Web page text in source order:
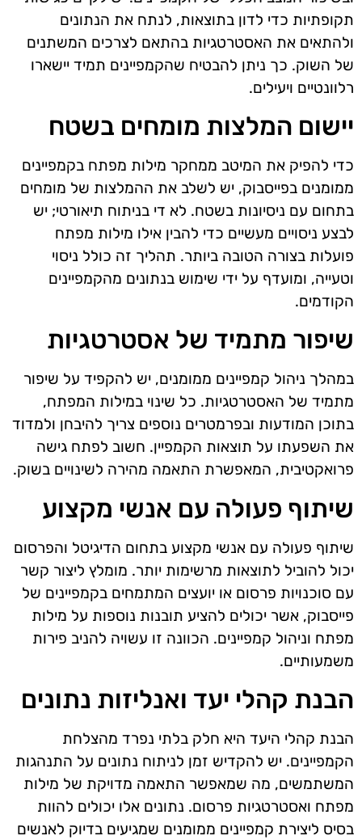
תקופתיות כדי לדון בתוצאות, לנתח את הנתונים
ולהתאים את האסטרטגיות בהתאם לצרכים המשתנים
של השוק. כך ניתן להבטיח שהקמפיינים תמיד יישארו
רלוונטיים ויעילים.
יישום המלצות מומחים בשטח
כדי להפיק את המיטב ממחקר מילות מפתח בקמפיינים
ממומנים בפייסבוק, יש לשלב את ההמלצות של מומחים
בתחום עם ניסיונות בשטח. לא די בניתוח תיאורטי; יש
לבצע ניסויים מעשיים כדי להבין אילו מילות מפתח
פועלות בצורה הטובה ביותר. תהליך זה כולל ניסוי
וטעייה, ומועדף על ידי שימוש בנתונים מהקמפיינים
הקודמים.
שיפור מתמיד של אסטרטגיות
במהלך ניהול קמפיינים ממומנים, יש להקפיד על שיפור
מתמיד של האסטרטגיות. כל שינוי במילות המפתח,
בתוכן המודעות ובפרמטרים נוספים צריך להיבחן ולמדוד
את השפעתו על תוצאות הקמפיין. חשוב לפתח גישה
פרואקטיבית, המאפשרת התאמה מהירה לשינויים בשוק.
שיתוף פעולה עם אנשי מקצוע
שיתוף פעולה עם אנשי מקצוע בתחום הדיגיטל והפרסום
יכול להוביל לתוצאות מרשימות יותר. מומלץ ליצור קשר
עם סוכנויות פרסום או יועצים המתמחים בקמפיינים של
פייסבוק, אשר יכולים להציע תובנות נוספות על מילות
מפתח וניהול קמפיינים. הכוונה זו עשויה להניב פירות
משמעותיים.
הבנת קהלי יעד ואנליזות נתונים
הבנת קהלי היעד היא חלק בלתי נפרד מהצלחת
הקמפיינים. יש להקדיש זמן לניתוח נתונים על התנהגות
המשתמשים, מה שמאפשר התאמה מדויקת של מילות
מפתח ואסטרטגיות פרסום. נתונים אלו יכולים להוות
בסיס ליצירת קמפיינים ממומנים שמגיעים בדיוק לאנשים